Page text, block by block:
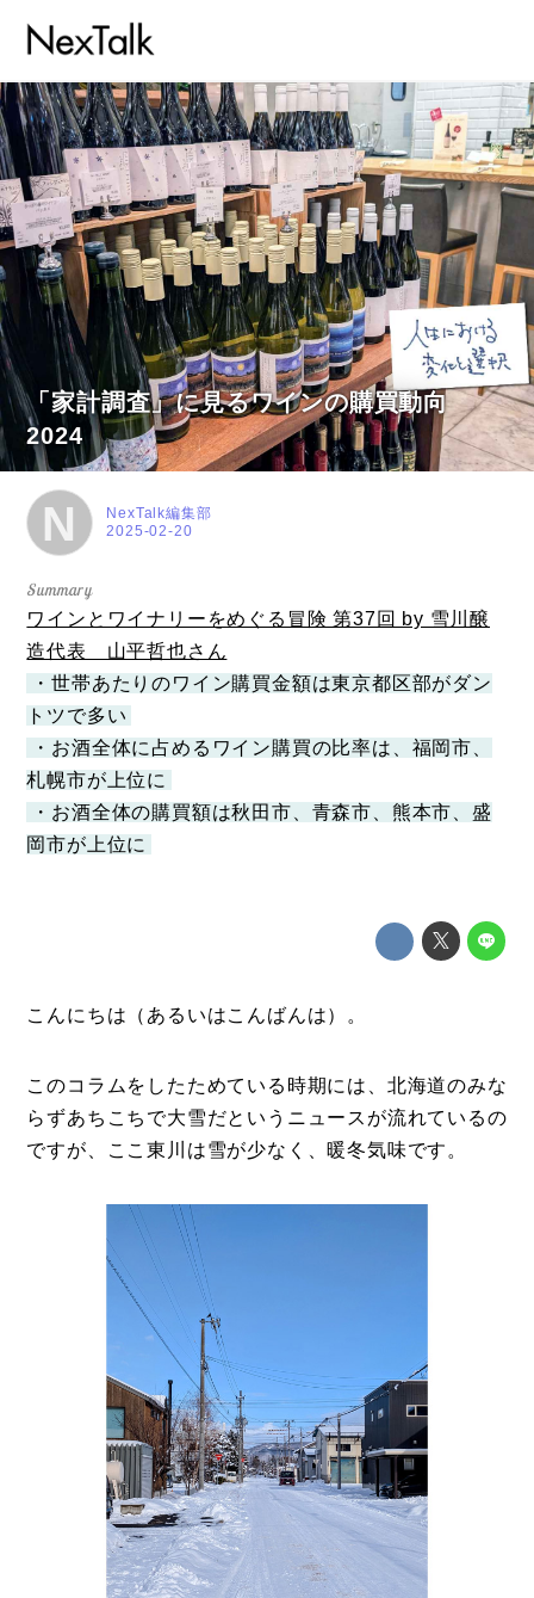
「家計調査」に見るワインの購買動向
2024
N 2025-02-20
NexTalk編集部
ワインとワイナリーをめぐる冒険 第37回 by 雪川醸
造代表 山平哲也さん
・世帯あたりのワイン購買金額は東京都区部がダン
トツで多い
・お酒全体に占めるワイン購買の比率は、福岡市、
札幌市が上位に
・お酒全体の購買額は秋田市、青森市、熊本市、盛
岡市が上位に
こんにちは（あるいはこんばんは）。
このコラムをしたためている時期には、北海道のみな
らずあちこちで大雪だというニュースが流れているの
ですが、ここ東川は雪が少なく、暖冬気味です。